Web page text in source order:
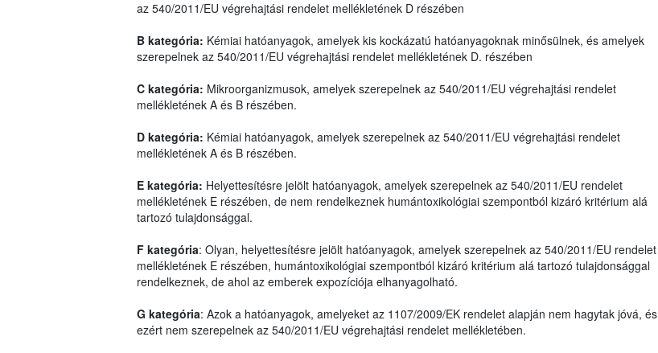
az 540/2011/EU végrehajtási rendelet mellékletének D részében
B kategória: Kémiai hatóanyagok, amelyek kis kockázatú hatóanyagoknak minősülnek, és amelyek
szerepelnek az 540/2011/EU végrehajtási rendelet mellékletének D. részében
C kategória: Mikroorganizmusok, amelyek szerepelnek az 540/2011/EU végrehajtási rendelet
mellékletének A és B részében.
D kategória: Kémiai hatóanyagok, amelyek szerepelnek az 540/2011/EU végrehajtási rendelet
mellékletének A és B részében.
E kategória: Helyettesítésre jelölt hatóanyagok, amelyek szerepelnek az 540/2011/EU rendelet
mellékletének E részében, de nem rendelkeznek humántoxikológiai szempontból kizáró kritérium alá
tartozó tulajdonsággal.
F kategória: Olyan, helyettesítésre jelölt hatóanyagok, amelyek szerepelnek az 540/2011/EU rendelet
mellékletének E részében, humántoxikológiai szempontból kizáró kritérium alá tartozó tulajdonsággal
rendelkeznek, de ahol az emberek expozíciója elhanyagolható.
G kategória: Azok a hatóanyagok, amelyeket az 1107/2009/EK rendelet alapján nem hagytak jóvá, és
ezért nem szerepelnek az 540/2011/EU végrehajtási rendelet mellékletében.